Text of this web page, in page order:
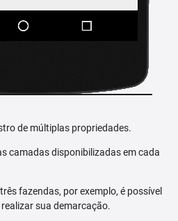
de múltiplas propriedades.
camadas disponibilizadas em cada
fazendas, por exemplo, é possível
sua demarcação.